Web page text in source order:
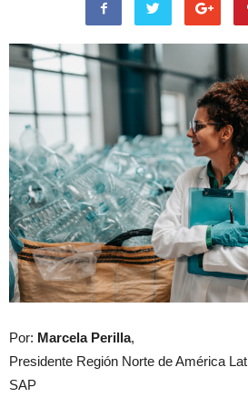
Por: Marcela Perilla,
Presidente Región Norte de América
SAP